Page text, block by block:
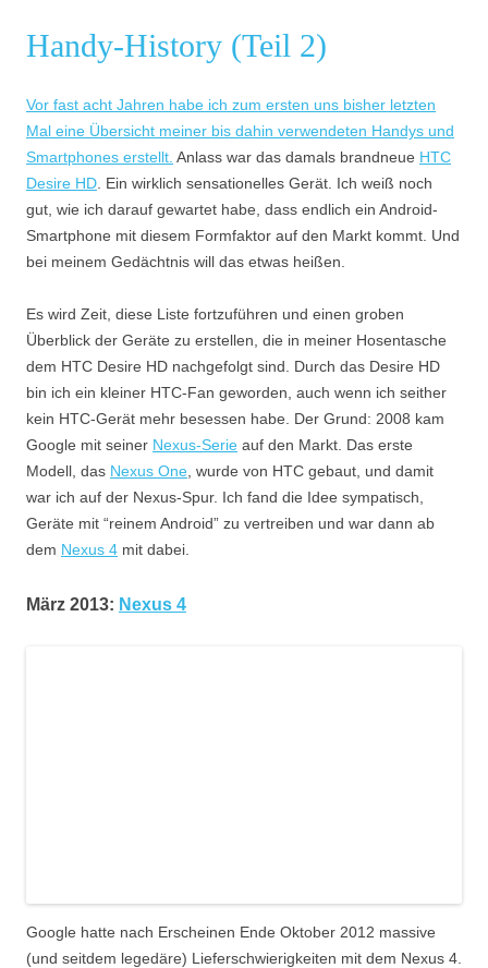
Handy-History (Teil 2)
Vor fast acht Jahren habe ich zum ersten uns bisher letzten
Mal eine Übersicht meiner bis dahin verwendeten Handys und
Smartphones erstellt. Anlass war das damals brandneue HTC
Desire HD . Ein wirklich sensationelles Gerät. Ich weiß noch
gut, wie ich darauf gewartet habe, dass endlich ein Android-
Smartphone mit diesem Formfaktor auf den Markt kommt. Und
bei meinem Gedächtnis will das etwas heißen.
Es wird Zeit, diese Liste fortzuführen und einen groben
Überblick der Geräte zu erstellen, die in meiner Hosentasche
dem HTC Desire HD nachgefolgt sind. Durch das Desire HD
bin ich ein kleiner HTC-Fan geworden, auch wenn ich seither
kein HTC-Gerät mehr besessen habe. Der Grund: 2008 kam
Google mit seiner Nexus-Serie auf den Markt. Das erste
Modell, das Nexus One , wurde von HTC gebaut, und damit
war ich auf der Nexus-Spur. Ich fand die Idee sympatisch,
Geräte mit “reinem Android” zu vertreiben und war dann ab
dem Nexus 4 mit dabei.
März 2013: Nexus 4
Google hatte nach Erscheinen Ende Oktober 2012 massive
(und seitdem legedäre) Lieferschwierigkeiten mit dem Nexus 4.